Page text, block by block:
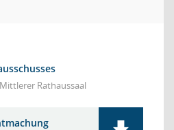
Rathaussaal